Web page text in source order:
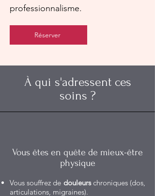
professionnalisme.
Réserver
À qui s'adressent ces
soins ?
Vous êtes en quête de mieux-être
physique
Vous souffrez de douleurschroniques (dos,
articulations, migraines).